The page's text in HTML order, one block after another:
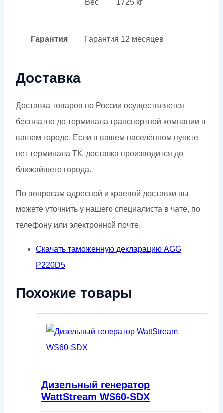
Вес 1725 кг
Гарантия Гарантия 12 месяцев
Доставка
Доставка товаров по России осуществляется
бесплатно до терминала транспортной компании в
вашем городе. Если в вашем населённом пункте
нет терминала ТК, доставка производится до
ближайшего города.
По вопросам адресной и краевой доставки вы
можете уточнить у нашего специалиста в чате, по
телефону или электронной почте.
Скачать таможенную декларацию AGG
P220D5
Похожие товары
Дизельный генератор
WattStream WS60-SDX